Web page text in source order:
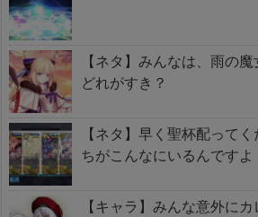
【ネタ】みんなは、雨の魔
どれがすき？
【ネタ】早く聖杯配って
ちがこんなにいるんですよ
【キャラ】みんな意外に